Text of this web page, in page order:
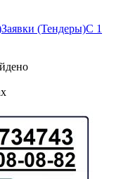
Заявки (Тендеры)С 1